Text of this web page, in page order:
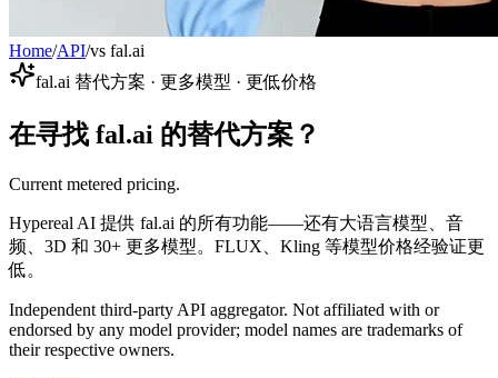
Home/API/vs fal.ai
fal.ai 替代方案 · 更多模型 · 更低价格
在寻找 fal.ai 的替代方案？
Current metered pricing.
Hypereal AI 提供 fal.ai 的所有功能——还有大语言模型、音
频、3D 和 30+ 更多模型。FLUX、Kling 等模型价格经验证更
低。
Independent third-party API aggregator. Not affiliated with or
endorsed by any model provider; model names are trademarks of
their respective owners.